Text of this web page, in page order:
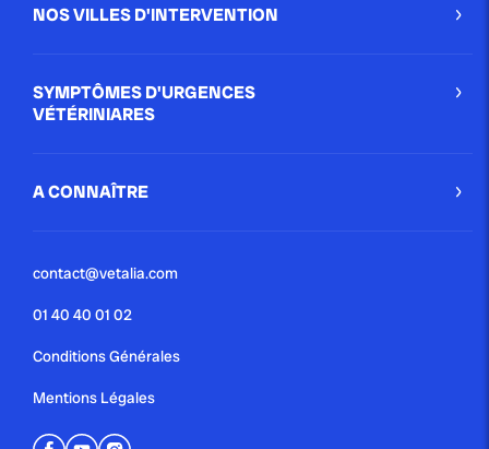
NOS VILLES D'INTERVENTION
SYMPTÔMES D'URGENCES
VÉTÉRINIARES
A CONNAÎTRE
contact@vetalia.com
01 40 40 01 02
Conditions Générales
Mentions Légales